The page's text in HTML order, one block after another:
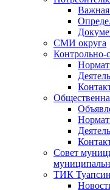
СМИ округа
Контрольно-
Совет
ТИК